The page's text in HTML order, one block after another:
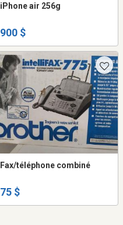
iPhone air 256g
900 $
Fax/téléphone combiné
75 $